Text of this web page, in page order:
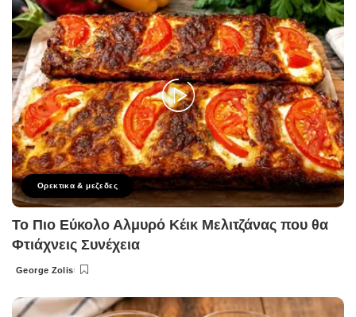
Ορεκτικα & μεζεδες
Το Πιο Εύκολο Αλμυρό Κέικ Μελιτζάνας που θα
Φτιάχνεις Συνέχεια
Posted
George Zolis